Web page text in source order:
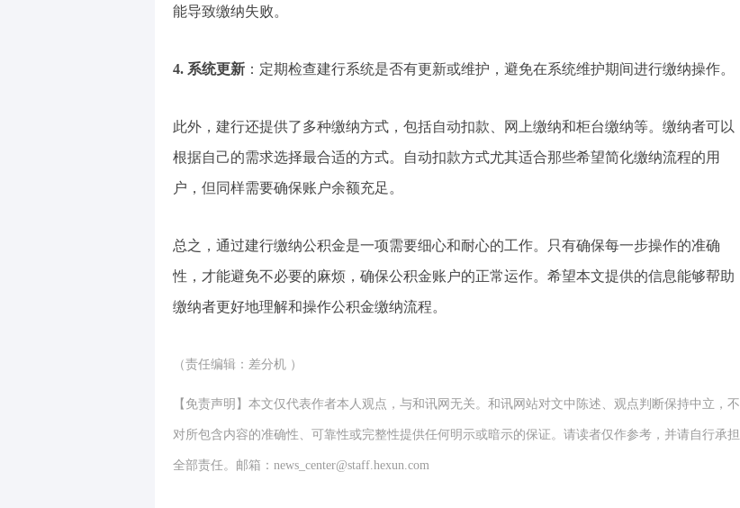
能导致缴纳失败。
4. 系统更新 ：定期检查建行系统是否有更新或维护，避免在系统维护期间进行缴纳操作。
此外，建行还提供了多种缴纳方式，包括自动扣款、网上缴纳和柜台缴纳等。缴纳者可以
根据自己的需求选择最合适的方式。自动扣款方式尤其适合那些希望简化缴纳流程的用
户，但同样需要确保账户余额充足。
总之，通过建行缴纳公积金是一项需要细心和耐心的工作。只有确保每一步操作的准确
性，才能避免不必要的麻烦，确保公积金账户的正常运作。希望本文提供的信息能够帮助
缴纳者更好地理解和操作公积金缴纳流程。
（责任编辑：差分机 ）
【免责声明】本文仅代表作者本人观点，与和讯网无关。和讯网站对文中陈述、观点判断保持中立，不
对所包含内容的准确性、可靠性或完整性提供任何明示或暗示的保证。请读者仅作参考，并请自行承担
全部责任。邮箱：news_center@staff.hexun.com